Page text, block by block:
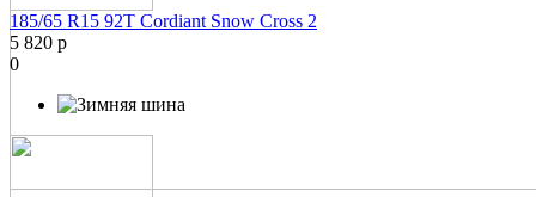
185/65 R15 92T Cordiant Snow Cross 2
5 820 р
0